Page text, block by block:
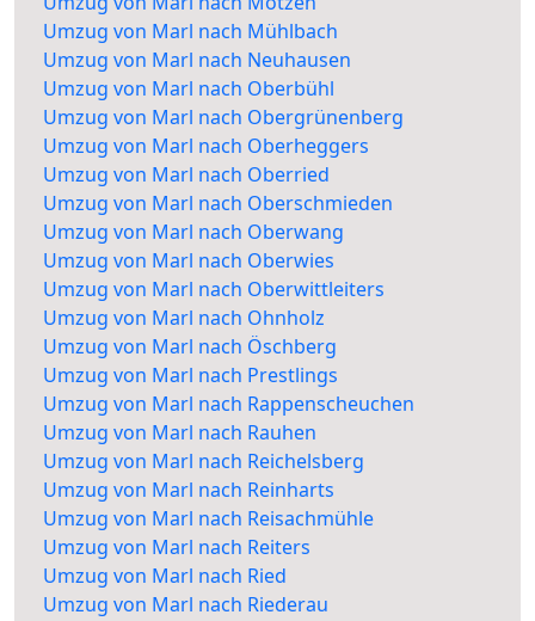
Umzug von Marl nach Mühlbach
Umzug von Marl nach Neuhausen
Umzug von Marl nach Oberbühl
Umzug von Marl nach Obergrünenberg
Umzug von Marl nach Oberheggers
Umzug von Marl nach Oberried
Umzug von Marl nach Oberschmieden
Umzug von Marl nach Oberwang
Umzug von Marl nach Oberwies
Umzug von Marl nach Oberwittleiters
Umzug von Marl nach Ohnholz
Umzug von Marl nach Öschberg
Umzug von Marl nach Prestlings
Umzug von Marl nach Rappenscheuchen
Umzug von Marl nach Rauhen
Umzug von Marl nach Reichelsberg
Umzug von Marl nach Reinharts
Umzug von Marl nach Reisachmühle
Umzug von Marl nach Reiters
Umzug von Marl nach Ried
Umzug von Marl nach Riederau